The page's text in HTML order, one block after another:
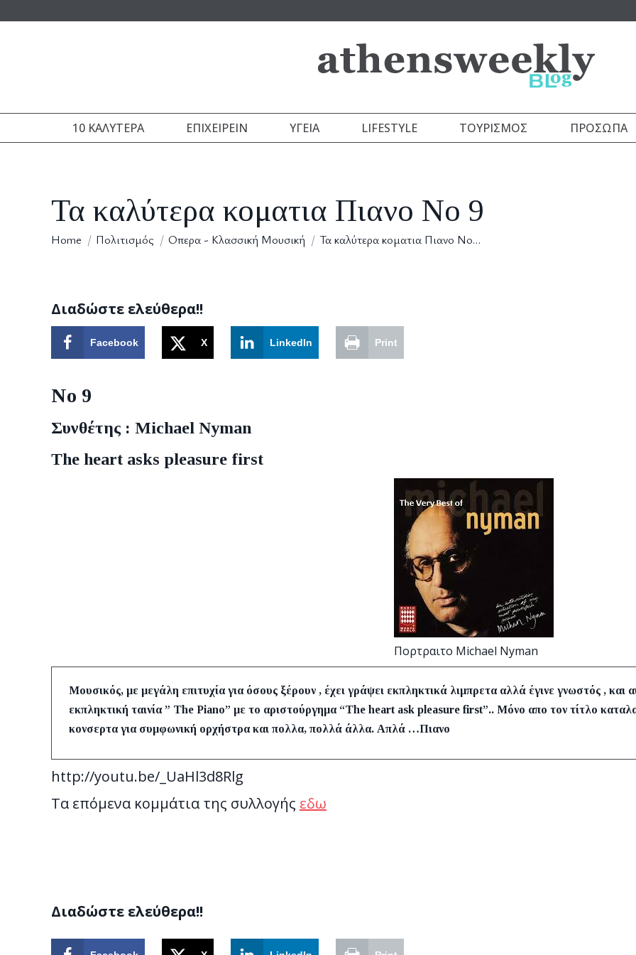
10 ΚΑΛΎΤΕΡΑ ΕΠΙΧΕΙΡΕΊΝ ΥΓΕΊΑ LIFESTYLE ΤΟΥΡΙΣΜΌΣ ΠΡΌΣΩΠΑ
Τα καλύτερα κοματια Πιανο Νο 9
You are here:
Home Πολιτισμός Οπερα - Κλασσική Μουσική Τα καλύτερα κοματια Πιανο Νο…
Διαδώστε ελεύθερα!!
Facebook X LinkedIn Print
Νο 9
Συνθέτης : Michael Nyman
The heart asks pleasure first
Πορτραιτο Michael Nyman
Μουσικός, με μεγάλη επιτυχία για όσους ξέρουν , έχει γράψει εκπληκτικά λιμπρετα αλλά έγινε γνωστός ,
εκπληκτική ταινία ” The Piano” με το αριστούργημα “The heart ask pleasure first”.. Μόνο απο τον τίτλο
κονσερτα για συμφωνική ορχήστρα και πολλα, πολλά άλλα. Απλά …Πιανο
http://youtu.be/_UaHl3d8Rlg
Τα επόμενα κομμάτια της συλλογής εδω
Διαδώστε ελεύθερα!!